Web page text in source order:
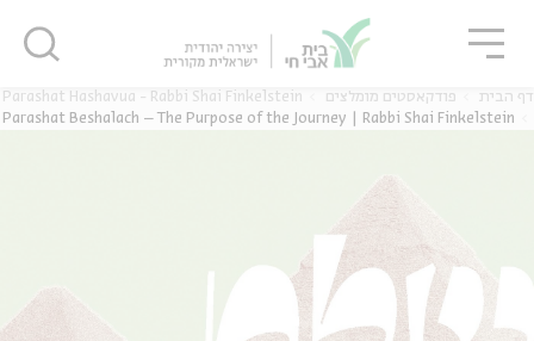
אנגלית
דף הבית פודקאסטים מומלצים
Parashat Hashavua - Rabbi Shai Finkelstein
Parashat Beshalach – The Purpose of the Journey | Rabbi Shai Finkelstein
סגור